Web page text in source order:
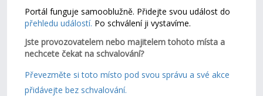
Portál funguje samooblužně. Přidejte svou událost do
přehledu událostí. Po schválení ji vystavíme.
Jste provozovatelem nebo majitelem tohoto místa a
nechcete čekat na schvalování?
Převezměte si toto místo pod svou správu a své akce
přidávejte bez schvalování.